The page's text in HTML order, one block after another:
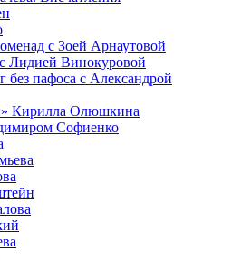
с Зоей Арнаутовой
Лидией Винокуровой
без пафоса с Александрой
Кирилла Олюшкина
Софиенко